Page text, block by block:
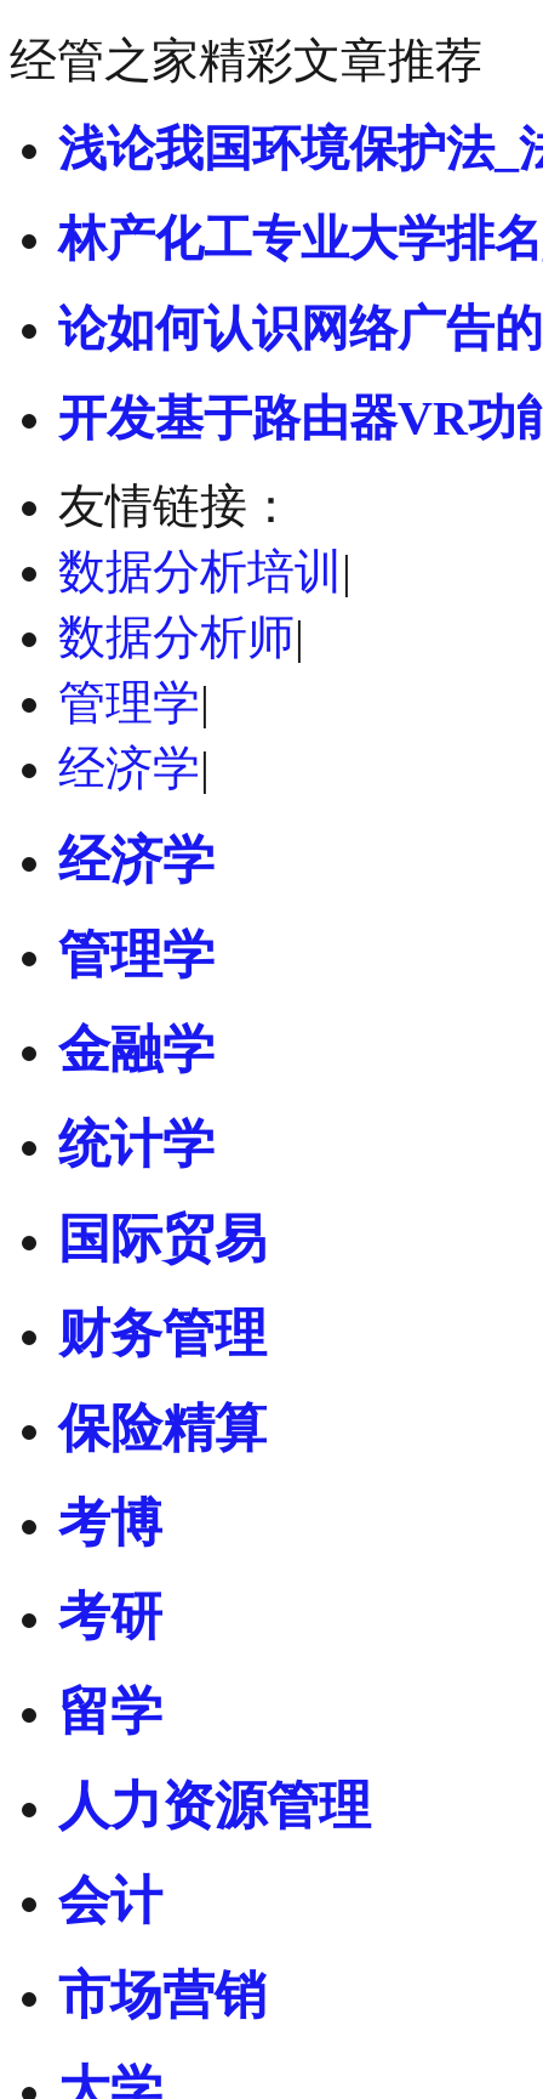
经管之家精彩文章推荐
浅论我国环境保护法_
林产化工专业大学排
论如何认识网络广告
开发基于路由器VR功
友情链接：
数据分析培训 |
数据分析师|
管理学|
经济学|
经济学
管理学
金融学
统计学
国际贸易
财务管理
保险精算
考博
考研
留学
人力资源管理
会计
市场营销